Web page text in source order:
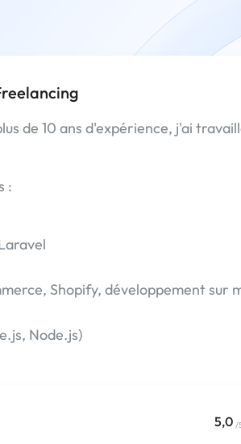
de 10 ans d'expérience, j'ai
:
Shopify, développement sur
Node.js)
5,0 /